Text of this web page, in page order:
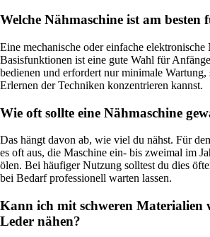
Welche Nähmaschine ist am besten
Eine mechanische oder einfache elektronische
Basisfunktionen ist eine gute Wahl für
bedienen und erfordert nur minimale Wartung,
Erlernen der Techniken konzentrieren kannst.
Wie oft sollte eine Nähmaschine
Das hängt davon ab, wie viel du nähst. Für
es oft aus, die Maschine ein- bis zweimal im
ölen. Bei häufiger Nutzung solltest du dies
bei Bedarf professionell warten lassen.
Kann ich mit schweren Materialien
Leder nähen?